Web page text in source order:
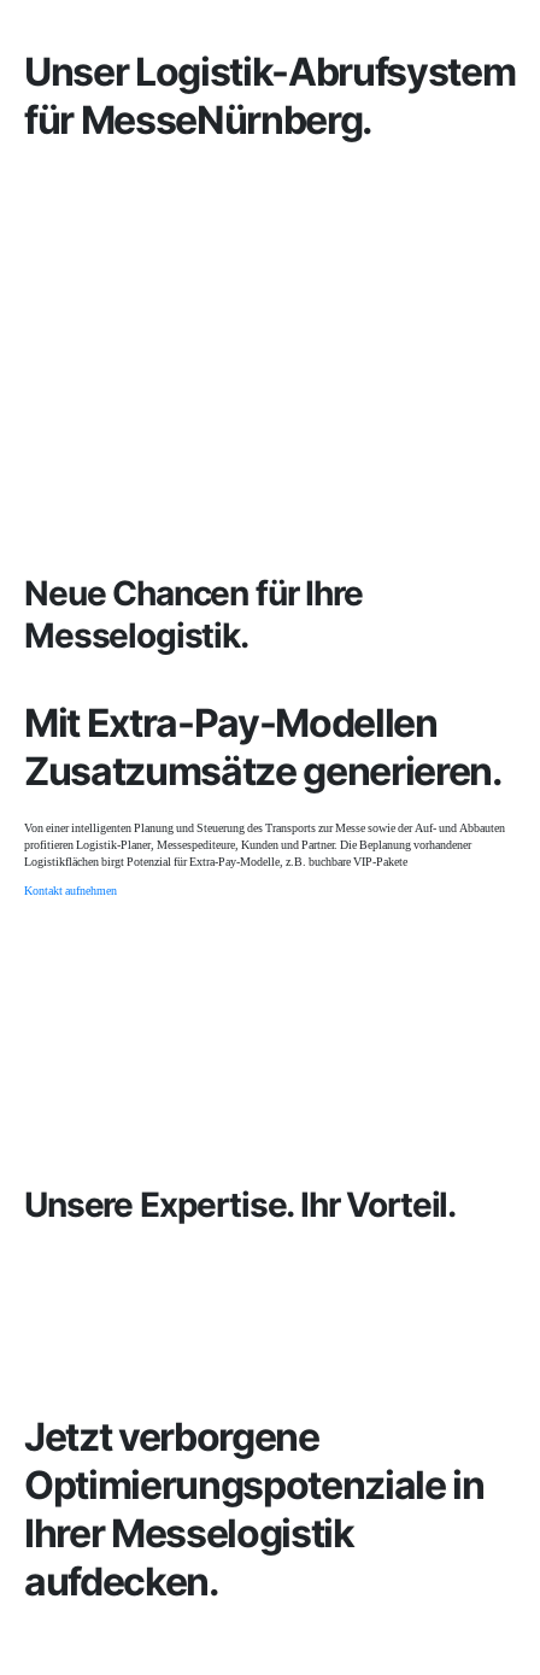
Unser Logistik-Abrufsystem
für Messe­Nürnberg.
Neue Chancen für Ihre
Messelogistik.
Mit Extra-Pay-Modellen
Zusatzum­sätze generieren.
Von einer intelligenten Planung und Steuerung des Transports zur Messe sowie der Auf- und Abbauten
profitieren Logistik-Planer, Messespediteure, Kunden und Partner. Die Beplanung vorhandener
Logistikflächen birgt Potenzial für Extra-Pay-Modelle, z.B. buchbare VIP-Pakete
Kontakt aufnehmen
Unsere Expertise. Ihr Vorteil.
Jetzt verborgene
Optimierungspotenziale in
Ihrer Messelogistik
aufdecken.